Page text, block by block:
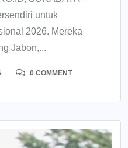
untuk
2026. Mereka
Jabon,...
0 COMMENT